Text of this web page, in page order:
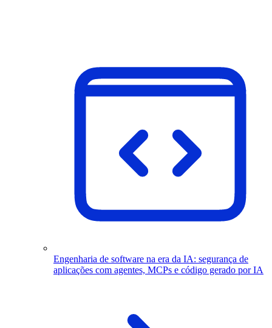
Engenharia de software na era da IA: segurança de
aplicações com agentes, MCPs e código gerado por IA